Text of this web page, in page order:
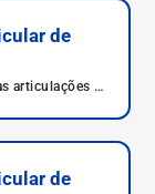
de
articulações e
de